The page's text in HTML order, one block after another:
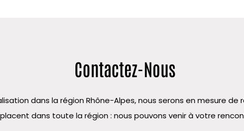
Contactez-Nous
dans la région Rhône-Alpes, nous serons en mesure de
dans toute la région : nous pouvons venir à votre